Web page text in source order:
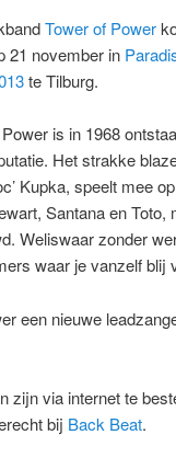
Tower of Power
21 november in
te Tilburg.
is in 1968
Het strakke
Kupka, speelt mee
Santana en
Weliswaar zonder
waar je vanzelf blij
een nieuwe
zijn via internet te
bij Back Beat.